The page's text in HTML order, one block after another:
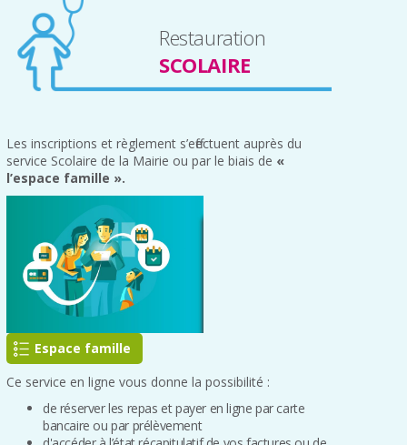
Restauration
SCOLAIRE
Les inscriptions et règlement s’effectuent auprès du
service Scolaire de la Mairie ou par le biais de «
l’espace famille ».
Espace famille
Ce service en ligne vous donne la possibilité :
de réserver les repas et payer en ligne par carte
bancaire ou par prélèvement